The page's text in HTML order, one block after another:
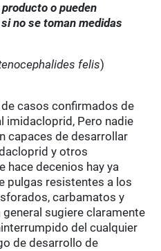
o pueden
no se toman medidas
felis)
casos confirmados de
imidacloprid, Pero nadie
capaces de desarrollar
y otros
hace decenios hay ya
pulgas resistentes a los
carbamatos y
sugiere claramente
del cualquier
de desarrollo de